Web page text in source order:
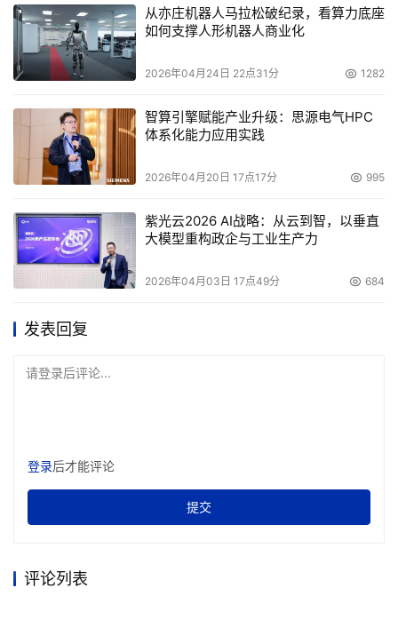
SmartQ的服务器管理理念，就是让中小企业的服务器变得
易用和好用。
戴尔公司大中华区产品行销部经理萧政夫告诉记者，
戴尔把握准了中小型企业市场，以独特追求向外发展的市场
策略赢得了市场。标准化策略和实惠的价格是戴尔的主要优
势。此外，戴尔其旗下产品主要是面向中小企业，所有的精
力也注重在中小企业上。戴尔推出了高级企业服务，包括白
金、金牌、银牌和铜牌四个服务等级，可以满足客户的不同
需求。
IBM相关负责人在接受记者采访时表示，中小企业是
IBM非常重视的市场，IBMx系列服务器和刀片服务器产品，
都有面向中小企业的新产品推出，IBM还特别针对小型企业
案能够帮助小型企业实现无线和有线网络之间的有效平衡，
年，IBM将会为中小企业带来更丰富和经济的选择，帮助更
者，HPProLiant服务器一直注重产品品质，强调服务器的
服务器上只提供一年服务不同，HPProLiant服务器仍然坚
的客户资源，帮助中小企业用户理解服务器应用和对业务的
从亦庄机器人马拉松破纪录，看算力底座
如何支撑人形机器人商业化
2026年04月24日 22点31分 1282
智算引擎赋能产业升级：思源电气HPC
体系化能力应用实践
2026年04月20日 17点17分 995
紫光云2026 AI战略：从云到智，以垂直
大模型重构政企与工业生产力
2026年04月03日 17点49分 684
发表回复
请登录后评论...
登录后才能评论
提交
评论列表